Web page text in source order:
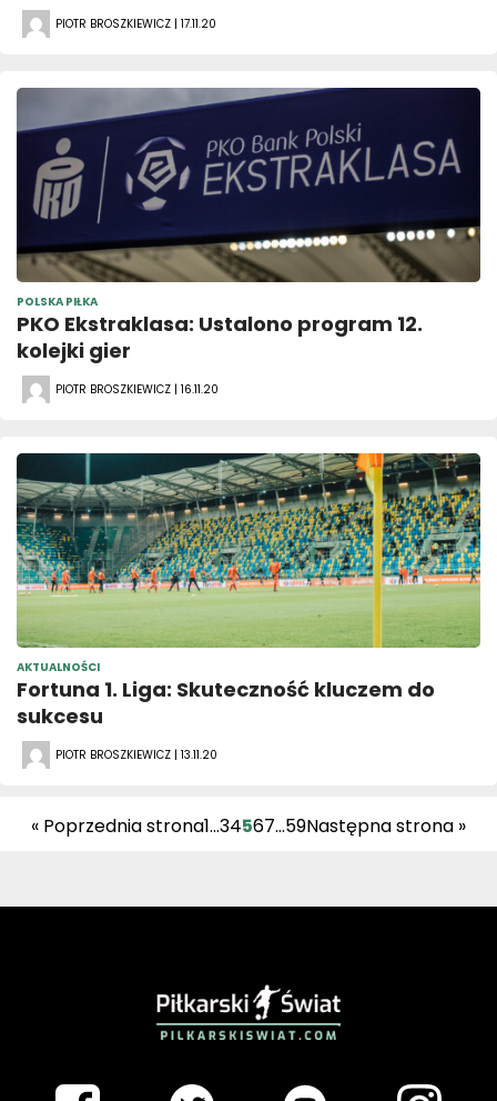
PIOTR BROSZKIEWICZ | 17.11.20
POLSKA PIŁKA
PKO Ekstraklasa: Ustalono program 12.
kolejki gier
PIOTR BROSZKIEWICZ | 16.11.20
AKTUALNOŚCI
Fortuna 1. Liga: Skuteczność kluczem do
sukcesu
PIOTR BROSZKIEWICZ | 13.11.20
« Poprzednia strona1…34567…59Następna strona »